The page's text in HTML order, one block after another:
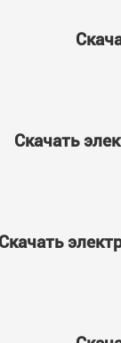
Скачать
Скачать